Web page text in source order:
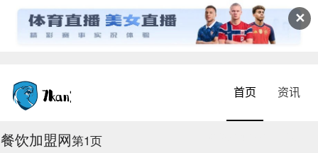
✕
首页 资讯
餐饮加盟网第1页